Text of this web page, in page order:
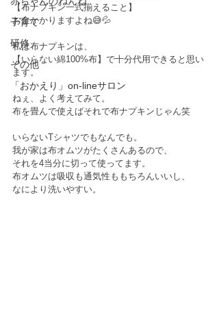
子育て
研修
その他
「おかえり」on-lineサロン
【布ナプキン一式揃えること】﻿
お金かかりますよね😅💦﻿
私は布ナプキンは、﻿
【いらない綿100%布】で十分代用できると思い
ます。﻿
ねぇ、よく考えてみて。﻿
布を畳んで使えばそれで布ナプキンじゃん笑﻿
いらないTシャツでもなんでも。﻿
我が家は布オムツがたくさんあるので、﻿
それを4当分に切って使ってます。﻿
布オムツは吸収も通気性ももちろんいいし、﻿
なにより洗いやすい。﻿